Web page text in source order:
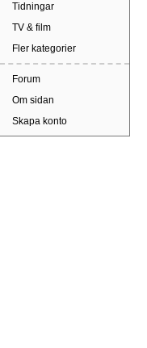
Tidningar
TV & film
Fler kategorier
Forum
Om sidan
Skapa konto